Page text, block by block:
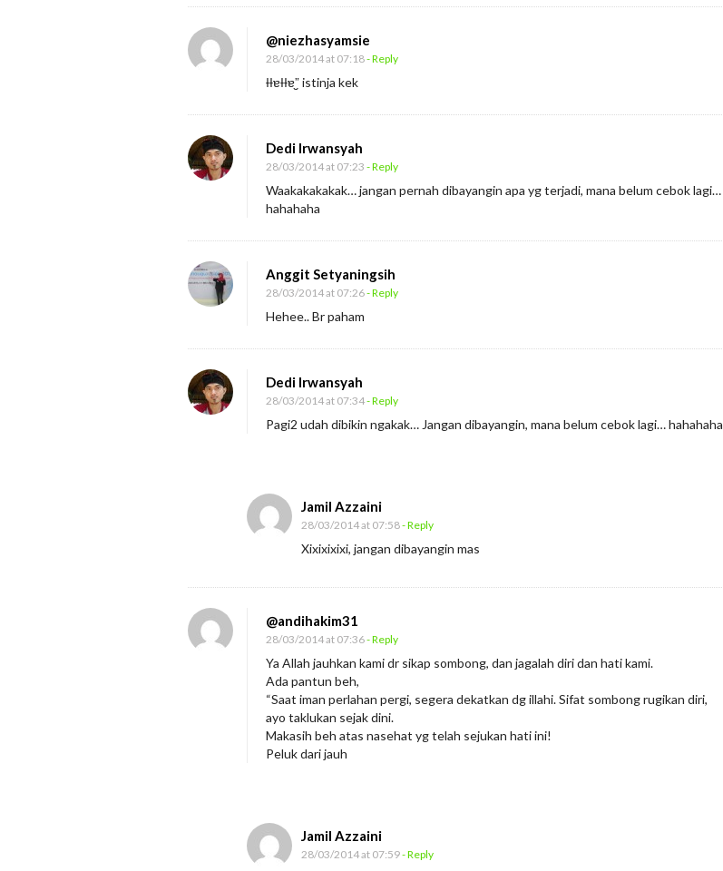
o
g
a
n
@niezhasyamsie
28/03/2014 at 07:18- Reply
ƗƗɐƗƗɐ”̮ istinja kek
Dedi Irwansyah
28/03/2014 at 07:23 - Reply
Waakakakakak… jangan pernah dibayangin apa yg terjadi, mana belum cebok lagi…
hahahaha
Anggit Setyaningsih
28/03/2014 at 07:26- Reply
Hehee.. Br paham
Dedi Irwansyah
28/03/2014 at 07:34- Reply
Pagi2 udah dibikin ngakak… Jangan dibayangin, mana belum cebok lagi… hahahaha
Jamil Azzaini
28/03/2014 at 07:58- Reply
Xixixixixi, jangan dibayangin mas
@andihakim31
28/03/2014 at 07:36- Reply
Ya Allah jauhkan kami dr sikap sombong, dan jagalah diri dan hati kami.
Ada pantun beh,
“Saat iman perlahan pergi, segera dekatkan dg illahi. Sifat sombong rugikan diri,
ayo taklukan sejak dini.
Makasih beh atas nasehat yg telah sejukan hati ini!
Peluk dari jauh
Jamil Azzaini
28/03/2014 at 07:59- Reply